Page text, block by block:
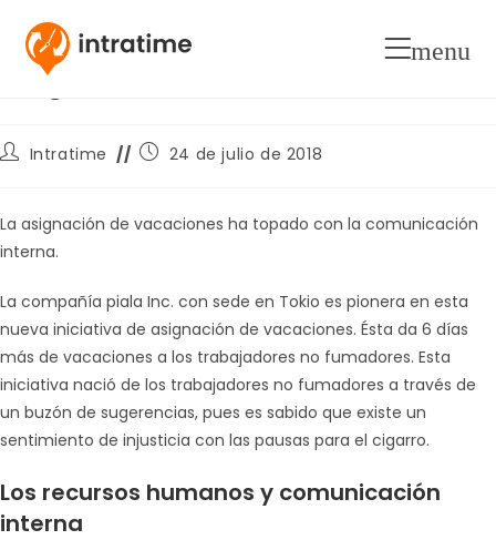
menu
Nuevas iniciativas para la
asignación de vacaciones
Autor
entrada:
Intratime
Publicación
entrada:
24 de julio de 2018
La asignación de vacaciones ha topado con la comunicación
interna.
La compañía piala Inc. con sede en Tokio es pionera en esta
nueva iniciativa de asignación de vacaciones. Ésta da 6 días
más de vacaciones a los trabajadores no fumadores. Esta
iniciativa nació de los trabajadores no fumadores a través de
un buzón de sugerencias, pues es sabido que existe un
sentimiento de injusticia con las pausas para el cigarro.
Los recursos humanos y comunicación
interna